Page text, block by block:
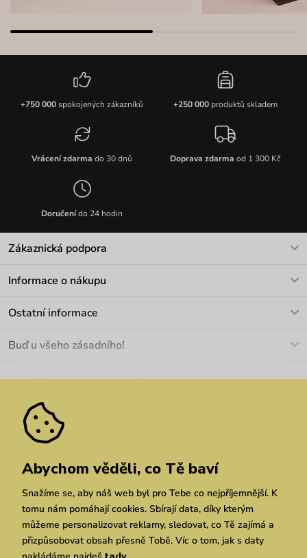
+750 000spokojených zákazníků +250 000produktů skladem
Vrácení zdarma do 30 dnů Doprava zdarma od 1 300 Kč
Doručenído 24 hodin
Zákaznická podpora
Informace o nákupu
Materiály a údržba
Pozáruční opravy
Ostatní informace
Velkoobchod
We Care
Dárkové poukazy
Vuchlook
Prodejny
Praha Brno Chrudim
Buď u všeho zásadního!
Zásady ochrany osobních údajů
Abychom věděli, co Tě baví
Snažíme se, aby náš web byl pro Tebe co nejpříjemnější. K
tomu nám pomáhají cookies. Sbírají data, díky kterým
můžeme personalizovat reklamy, sledovat, co Tě zajímá a
přizpůsobovat obsah přesně Tobě. Víc o tom, jak s daty